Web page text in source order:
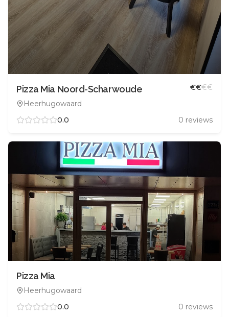
Pizza Mia Noord-Scharwoude
Heerhugowaard
€€€€
0.0 0 reviews
Pizza Mia
Heerhugowaard
0.0
0 reviews